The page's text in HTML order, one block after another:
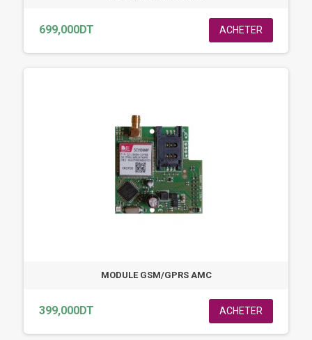
699,000DT ACHETER
MODULE GSM/GPRS AMC
399,000DT ACHETER